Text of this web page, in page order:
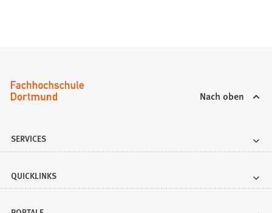
Nach oben
SERVICES
QUICKLINKS